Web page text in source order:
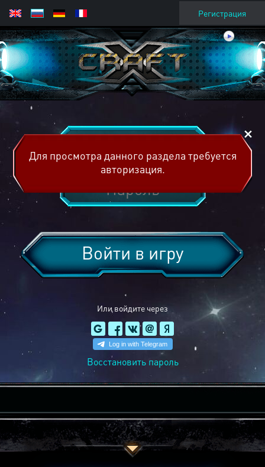
Регистрация
Или войдите через
Войти в игру
Восстановить пароль
Для просмотра данного раздела требуется
авторизация.